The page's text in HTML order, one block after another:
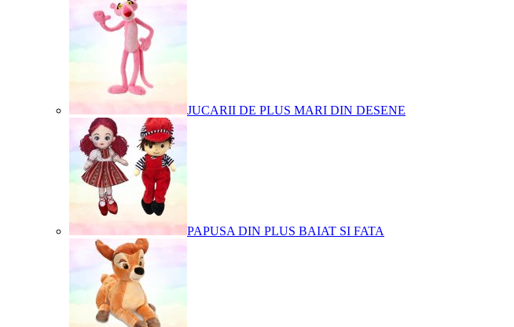
JUCARII DE PLUS MARI DIN DESENE
PAPUSA DIN PLUS BAIAT SI FATA